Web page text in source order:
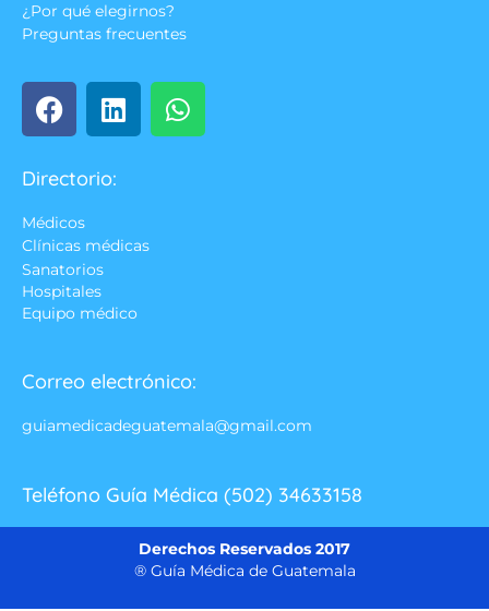
¿Por qué elegirnos?
Preguntas frecuentes
Directorio:
Médicos
Clínicas médicas
Sanatorios
Hospitales
Equipo médico
Correo electrónico:
guiamedicadeguatemala@gmail.com
Teléfono Guía Médica (502) 34633158
Derechos Reservados 2017
® Guía Médica de Guatemala